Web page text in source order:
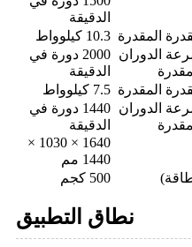
الدقيقة
المقدرة 10.3 كيلوواط
الدوران
2000 دورة في
الدقيقة
المقدرة 7.5 كيلوواط
الدوران
1440 دورة في
الدقيقة
1640 × 1030 ×
1440 مم
500 كجم
نطاق التطبيق